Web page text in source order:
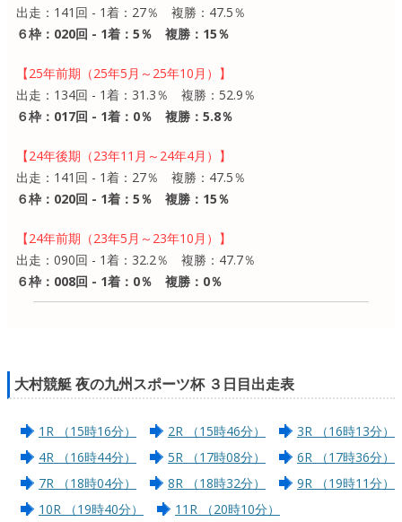
出走：141回 - 1着：27％ 複勝：47.5％
６枠：020回 - 1着：5％ 複勝：15％
【25年前期（25年5月～25年10月）】
出走：134回 - 1着：31.3％ 複勝：52.9％
６枠：017回 - 1着：0％ 複勝：5.8％
【24年後期（23年11月～24年4月）】
出走：141回 - 1着：27％ 複勝：47.5％
６枠：020回 - 1着：5％ 複勝：15％
【24年前期（23年5月～23年10月）】
出走：090回 - 1着：32.2％ 複勝：47.7％
６枠：008回 - 1着：0％ 複勝：0％
大村競艇 夜の九州スポーツ杯 ３日目出走表
1R （15時16分） 2R （15時46分）
3R （16時13分）
4R （16時44分）
5R （17時08分）
6R （17時36分）
7R （18時04分）
8R （18時32分）
9R （19時11分）
10R （19時40分）
11R （20時10分）